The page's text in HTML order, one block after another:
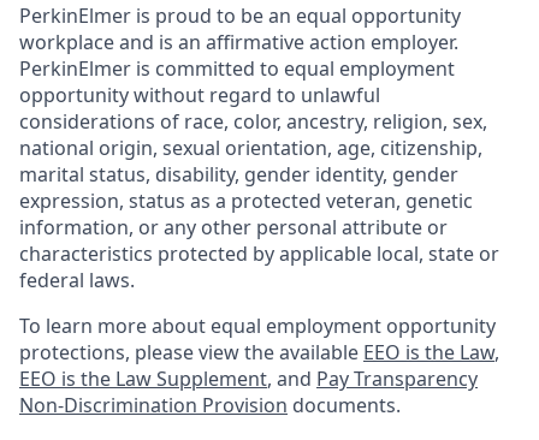
PerkinElmer is proud to be an equal opportunity
workplace and is an affirmative action employer.
PerkinElmer is committed to equal employment
opportunity without regard to unlawful
considerations of race, color, ancestry, religion, sex,
national origin, sexual orientation, age, citizenship,
marital status, disability, gender identity, gender
expression, status as a protected veteran, genetic
information, or any other personal attribute or
characteristics protected by applicable local, state or
federal laws.
To learn more about equal employment opportunity
protections, please view the available EEO is the Law,
EEO is the Law Supplement, and Pay Transparency
Non-Discrimination Provision documents.